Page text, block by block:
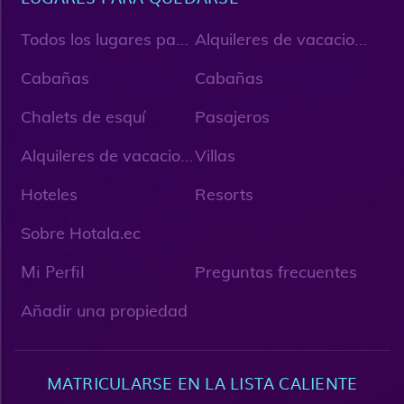
T
odos los lugares para quedarse A
lquileres de vacaciones
Cabañas
Cabañas
Chalets de esquí
Pasajeros
A
lquileres de vacaciones únicosVillas
Hoteles
Resorts
Sobre Hotala.ec
Mi Perfil
Preguntas frecuentes
Añadir una propiedad
MATRICULARSE EN LA LISTA CALIENTE